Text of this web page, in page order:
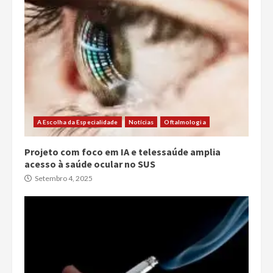
A Escolha da Especialidade Notícias Oftalmologia
Projeto com foco em IA e telessaúde amplia
acesso à saúde ocular no SUS
Setembro 4, 2025